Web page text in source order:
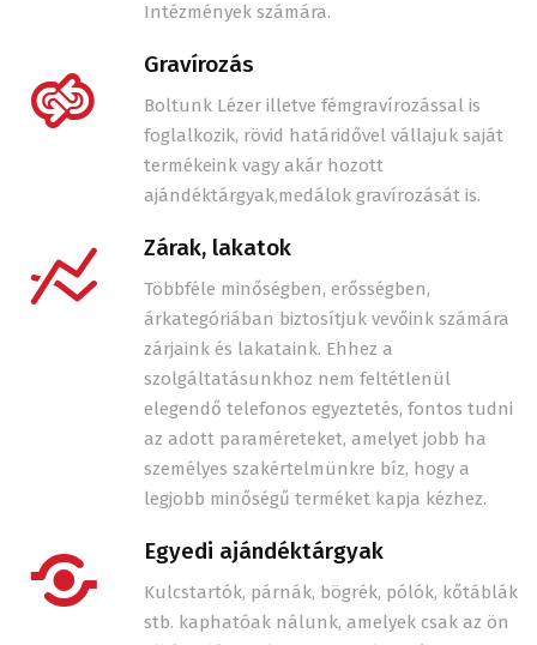
Intézmények számára.
Gravírozás
Boltunk Lézer illetve fémgravírozással is
foglalkozik, rövid határidővel vállajuk saját
termékeink vagy akár hozott
ajándéktárgyak,medálok gravírozását is.
Zárak, lakatok
Többféle minőségben, erősségben,
árkategóriában biztosítjuk vevőink számára
zárjaink és lakataink. Ehhez a
szolgáltatásunkhoz nem feltétlenül
elegendő telefonos egyeztetés, fontos tudni
az adott paraméreteket, amelyet jobb ha
személyes szakértelmünkre bíz, hogy a
legjobb minőségű terméket kapja kézhez.
Egyedi ajándéktárgyak
Kulcstartók, párnák, bögrék, pólók, kőtáblák
stb. kaphatóak nálunk, amelyek csak az ön